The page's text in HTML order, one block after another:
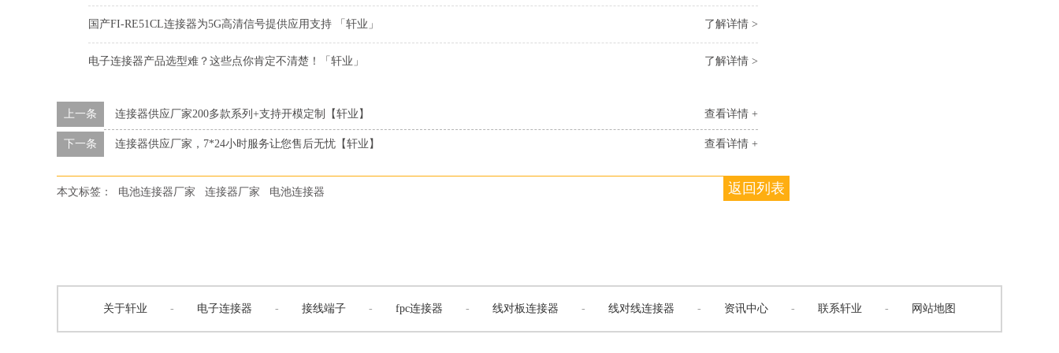
了解详情 >
国产FI-RE51CL连接器为5G高清信号提供应用支持 「轩业」
了解详情 >
电子连接器产品选型难？这些点你肯定不清楚！「轩业」
查看详情 +
上一条 连接器供应厂家200多款系列+支持开模定制【轩业】
查看详情 +
下一条 连接器供应厂家，7*24小时服务让您售后无忧【轩业】
返回列表
本文标签： 电池连接器厂家 连接器厂家 电池连接器
关于轩业 - 电子连接器 - 接线端子 - fpc连接器 - 线对板连接器 - 线对线连接器 - 资讯中心 - 联系轩业 - 网站地图